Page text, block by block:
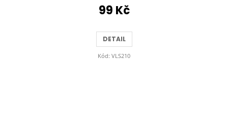
99 Kč
DETAIL
Kód: VLS210